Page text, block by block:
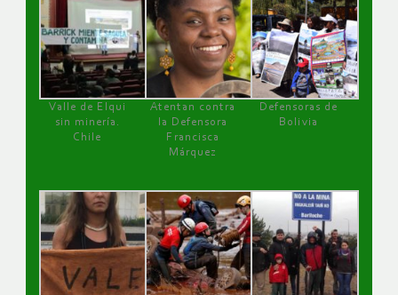
Valle de Elqui
sin minería.
Chile
Atentan contra
la Defensora
Francisca
Márquez
Defensoras de
Bolivia